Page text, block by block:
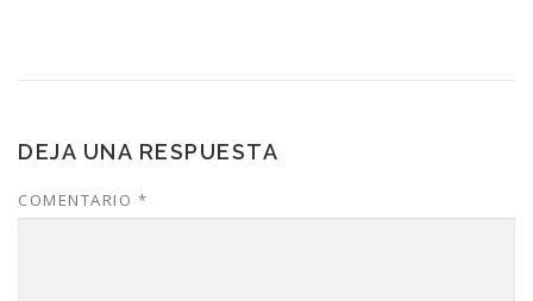
DEJA UNA RESPUESTA
COMENTARIO *